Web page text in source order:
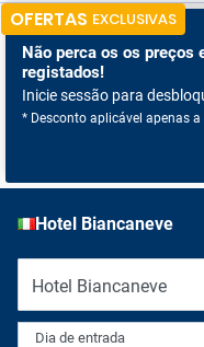
OFERTAS EXCLUSIVAS
Não perca os os preços
registados!
Inicie sessão para
* Desconto aplicável apenas
Hotel Biancaneve
Hotel Biancaneve
Dia de entrada